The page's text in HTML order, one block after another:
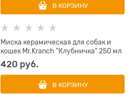
В КОРЗИНУ
Миска керамическая для собак и
кошек Mr.Kranch "Клубничка" 250 мл
420 руб.
В КОРЗИНУ